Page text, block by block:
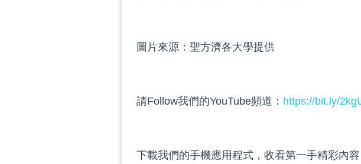
圖片來源：聖方濟各大學提供
請Follow我們的YouTube頻道： https://bit.ly/
下載我們的手機應用程式，收看第一手精彩內容